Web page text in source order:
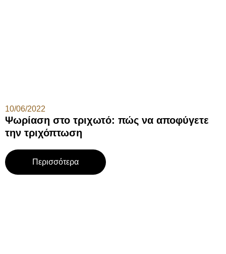
Ψωρίαση στο τριχωτό: πώς να αποφύγετε
την τριχόπτωση
10/06/2022
Περισσότερα